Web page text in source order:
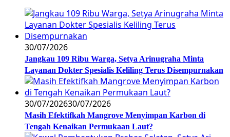
30/07/2026
Jangkau 109 Ribu Warga, Setya Arinugraha Minta
Layanan Dokter Spesialis Keliling Terus Disempurnakan
30/07/202630/07/2026
Masih Efektifkah Mangrove Menyimpan Karbon di
Tengah Kenaikan Permukaan Laut?